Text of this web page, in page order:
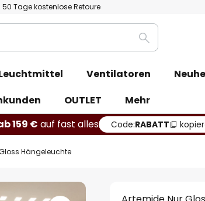
50 Tage kostenlose Retoure
Suche
Ventilatoren
OUTLET
Mehr
159 € auf fast alles Code:RABATT
Hängeleuchte